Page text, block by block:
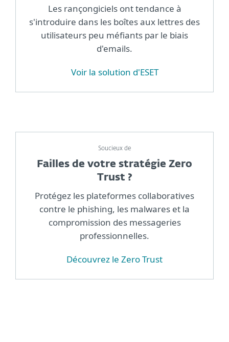
Les rançongiciels ont tendance à
s'introduire dans les boîtes aux lettres des
utilisateurs peu méfiants par le biais
d'emails.
Voir la solution d'ESET
Soucieux de
Failles de votre stratégie Zero
Trust ?
Protégez les plateformes collaboratives
contre le phishing, les malwares et la
compromission des messageries
professionnelles.
Découvrez le Zero Trust